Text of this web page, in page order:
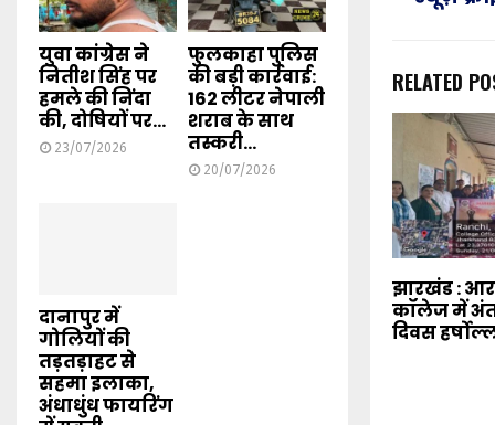
RELATED
झारखंड :
कॉलेज में
दिवस
युवा कांग्रेस ने
नितीश सिंह पर
हमले की निंदा
की, दोषियों पर...
23/07/2026
फुलकाहा पुलिस
की बड़ी कार्रवाई:
162 लीटर नेपाली
शराब के साथ
तस्करी...
20/07/2026
दानापुर में
गोलियों की
तड़तड़ाहट से
सहमा इलाका,
अंधाधुंध फायरिंग